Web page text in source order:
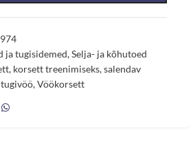
ja tugisidemed,Selja- ja kõhutoed
, korsett treenimiseks,salendav
tugivöö,Vöökorsett